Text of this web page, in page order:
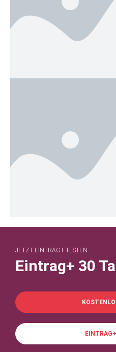
JETZT EINTRAG+ TESTEN
Eintrag+ 30